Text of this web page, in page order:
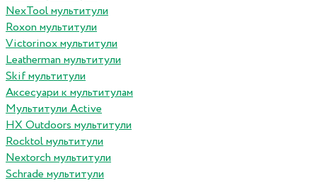
NexTool мультитули
Roxon мультитули
Victorinox мультитули
Leatherman мультитули
Skif мультитули
Аксесуари к мультитулам
Мультитули Active
HX Outdoors мультитули
Rocktol мультитули
Nextorch мультитули
Schrade мультитули